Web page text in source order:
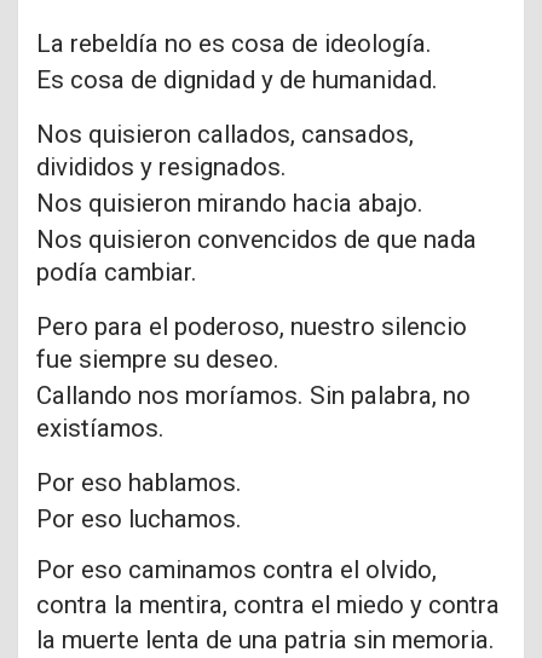
La rebeldía no es cosa de ideología.
Es cosa de dignidad y de humanidad.
Nos quisieron callados, cansados,
divididos y resignados.
Nos quisieron mirando hacia abajo.
Nos quisieron convencidos de que nada
podía cambiar.
Pero para el poderoso, nuestro silencio
fue siempre su deseo.
Callando nos moríamos. Sin palabra, no
existíamos.
Por eso hablamos.
Por eso luchamos.
Por eso caminamos contra el olvido,
contra la mentira, contra el miedo y contra
la muerte lenta de una patria sin memoria.